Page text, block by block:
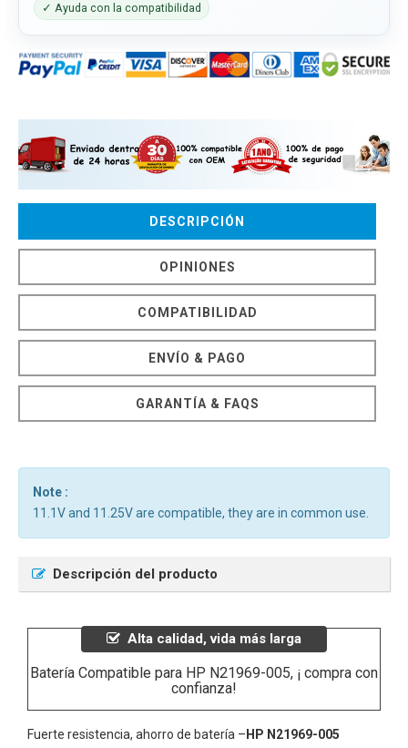
✓ Ayuda con la compatibilidad
DESCRIPCIÓN
OPINIONES
COMPATIBILIDAD
ENVÍO & PAGO
GARANTÍA & FAQS
Note :
11.1V and 11.25V are compatible, they are in common use.
Descripción del producto
Alta calidad, vida más larga
Batería Compatible para HP N21969-005, ¡ compra con
confianza!
Fuerte resistencia, ahorro de batería – HP N21969-005